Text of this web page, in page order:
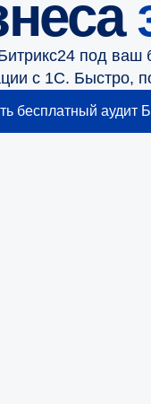
под ваш
с 1С. Быстро,
бесплатный аудит